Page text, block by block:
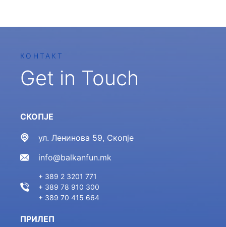
КОНТАКТ
Get in Touch
СКОПЈЕ
ул. Ленинова 59, Скопје
info@balkanfun.mk
+ 389 2 3201 771
+ 389 78 910 300
+ 389 70 415 664
ПРИЛЕП